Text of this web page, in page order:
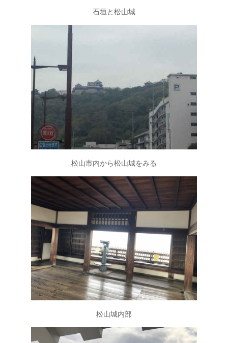
石垣と松山城
松山市内から松山城をみる
松山城内部